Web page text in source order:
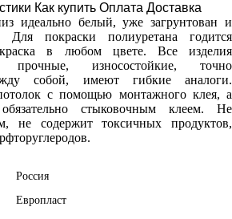
Как купить Оплата Доставка
идеально белый, уже загрунтован и
Для покраски полиуретана годится
в любом цвете. Все изделия
прочные, износостойкие, точно
собой, имеют гибкие аналоги.
с помощью монтажного клея, а
стыковочным клеем. Не
не содержит токсичных продуктов,
Россия
Европласт